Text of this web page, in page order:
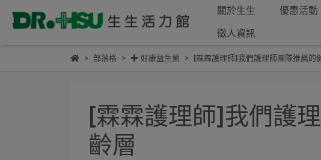
關於生生 優惠活動
徵人資訊
部落格 ✚ 好康益生菌 [霖霖護理師]我們護理師團隊推薦的
[霖霖護理師]我們護
齡層